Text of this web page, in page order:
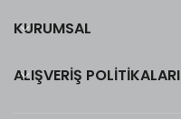
KURUMSAL
ALIŞVERIŞ POLITIKALARI